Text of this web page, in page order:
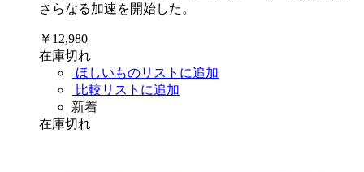
さらなる加速を開始した。
￥12,980
在庫切れ
ほしいものリストに追加
比較リストに追加
新着
在庫切れ